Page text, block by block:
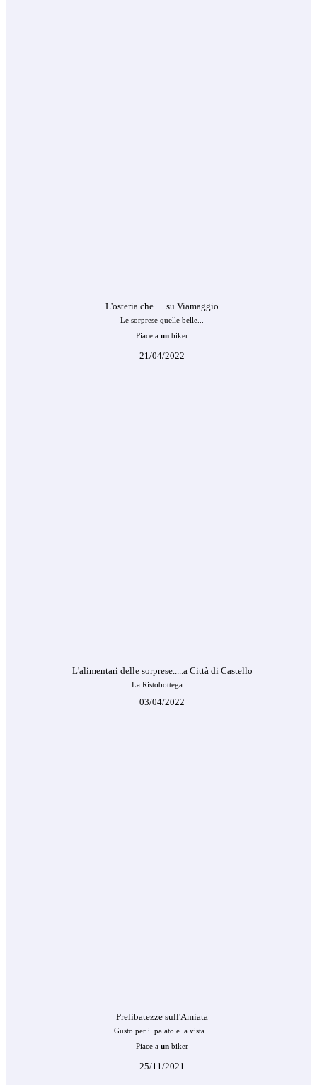
L'osteria che......su Viamaggio
Le sorprese quelle belle...
Piace a un biker
21/04/2022
L'alimentari delle sorprese.....a Città di Castello
La Ristobottega.....
03/04/2022
Prelibatezze sull'Amiata
Gusto per il palato e la vista...
Piace a un biker
25/11/2021